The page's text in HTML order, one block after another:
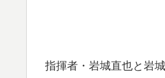
指揮者・岩城直也と岩